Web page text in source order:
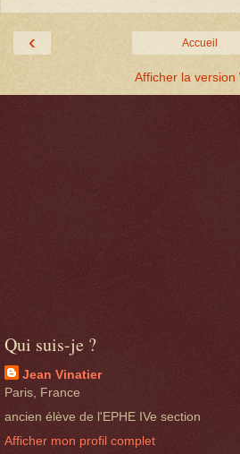
‹ Accueil
Afficher la version
Qui suis-je ?
Jean Vinatier
Paris, France
ancien élève de l'EPHE IVe section
Afficher mon profil complet